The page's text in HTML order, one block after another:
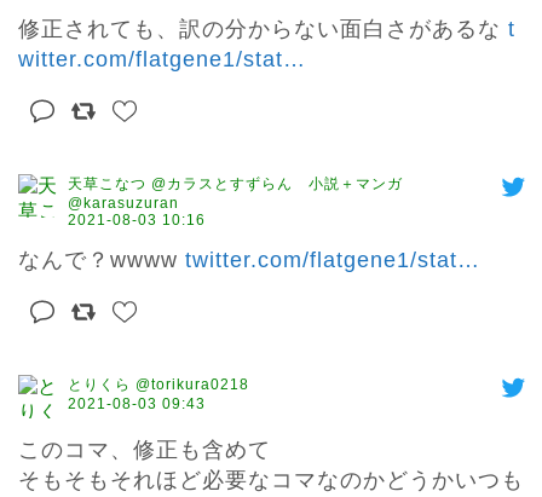
修正されても、訳の分からない面白さがあるな t
witter.com/flatgene1/stat…
天草こなつ @カラスとすずらん 小説＋マンガ
@karasuzuran
2021-08-03 10:16
なんで？wwww twitter.com/flatgene1/stat…
とりくら @torikura0218
2021-08-03 09:43
このコマ、修正も含めて
そもそもそれほど必要なコマなのかどうかいつも